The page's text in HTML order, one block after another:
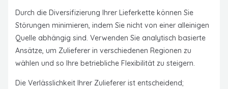
Durch die Diversifizierung Ihrer Lieferkette können Sie
Störungen minimieren, indem Sie nicht von einer alleinigen
Quelle abhängig sind. Verwenden Sie analytisch basierte
Ansätze, um Zulieferer in verschiedenen Regionen zu
wählen und so Ihre betriebliche Flexibilität zu steigern.
Die Verlässlichkeit Ihrer Zulieferer ist entscheidend;